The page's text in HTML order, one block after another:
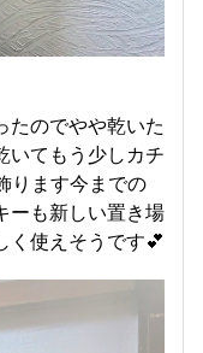
たのでやや乾いた
てもう少しカチ
ります今までの
ーも新しい置き場
く使えそうです💕